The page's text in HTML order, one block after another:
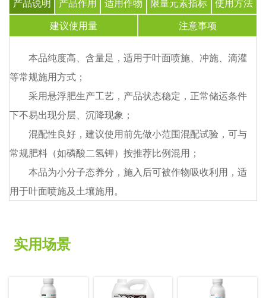
产品说明 产品作用 适用作物 限量元素指标
使用方法
建议使用量
注意事项
本品纯度高、含量足，适用于叶面喷施、冲施、滴灌
等常规施用方式；
采用悬浮肥生产工艺，产品状态稳定，正常储运条件
下不易出现分层、沉降现象；
混配性良好，建议使用前先做小范围混配试验，可与
常规肥料（如磷酸二氢钾）按推荐比例混用；
本品为小分子态养分，施入后可被作物吸收利用，适
用于叶面喷施及土壤施用。
补充钙素，辅助根系生长：本品含钙量较高，钙元素
可参与根系细胞壁构成，对根系分生组织活性有一定促进
作用，有助于新根与须根发生，辅助维持根系韧性，扩大
根系与土壤的接触面，为植株地下部生长提供营养支持。
钙铜协同，参与多种生理代谢：铜元素参与植株多种
酶促反应与代谢过程，与钙素共同作用于根系相关生理活
动，辅助维持根系正常生长状态，为植株地上部养分输送
提供基础条件。
根际微环境，为根系生长及养分吸收创造适宜条件。
水稻；小麦；玉米；谷物；薯类作物；豆类作物；油
菜；花生；糖料作物；麻类作物；茄果类蔬菜；瓜菜类蔬
菜；根类蔬菜；薯芋类蔬菜；白菜类蔬菜；甘蓝类蔬菜；
绿叶菜类蔬菜；豆类蔬菜；葱姜蒜类蔬菜；多年生蔬菜；
水生蔬菜；柑果；瓜果；浆果；核果；仁果；坚果；热带
水果；观花花卉；观叶花卉；观果花卉；观茎花卉；观芽
花卉；木本中药材；草本中药材；喜阴中药材；茶叶；烟
草；其他嗜好作物；园林绿化。
Hg≤5mg/kg
As≤10mg/kg
cd≤10mg/kg
Pb≤50mg/kg
Cr≤50mg/kg
Ti≤2.5mg/kg
本品必须二次稀释，建议连续使用，间隔10-15天。
冲施或滴灌：1-3升/亩
具体施肥用量可根据当地施肥习惯及作物生长情况酌
情调整
1.本品应存放于阴凉干燥避光处，防冻、防晒，置于儿
童触及不到之处；
2.长时间储存后可能会出现可逆凝聚现象，这属于悬浮
肥料特有的正常现象，振荡摇匀后立即恢复均匀状态；
3.本品为高浓度液体肥料，必须二次稀释后使用，避免
与根系直接接触，幼苗期减半用量；
4.避免在高温或烈日下喷施，清晨或傍晚为宜，避免人
畜接触。
实用场景